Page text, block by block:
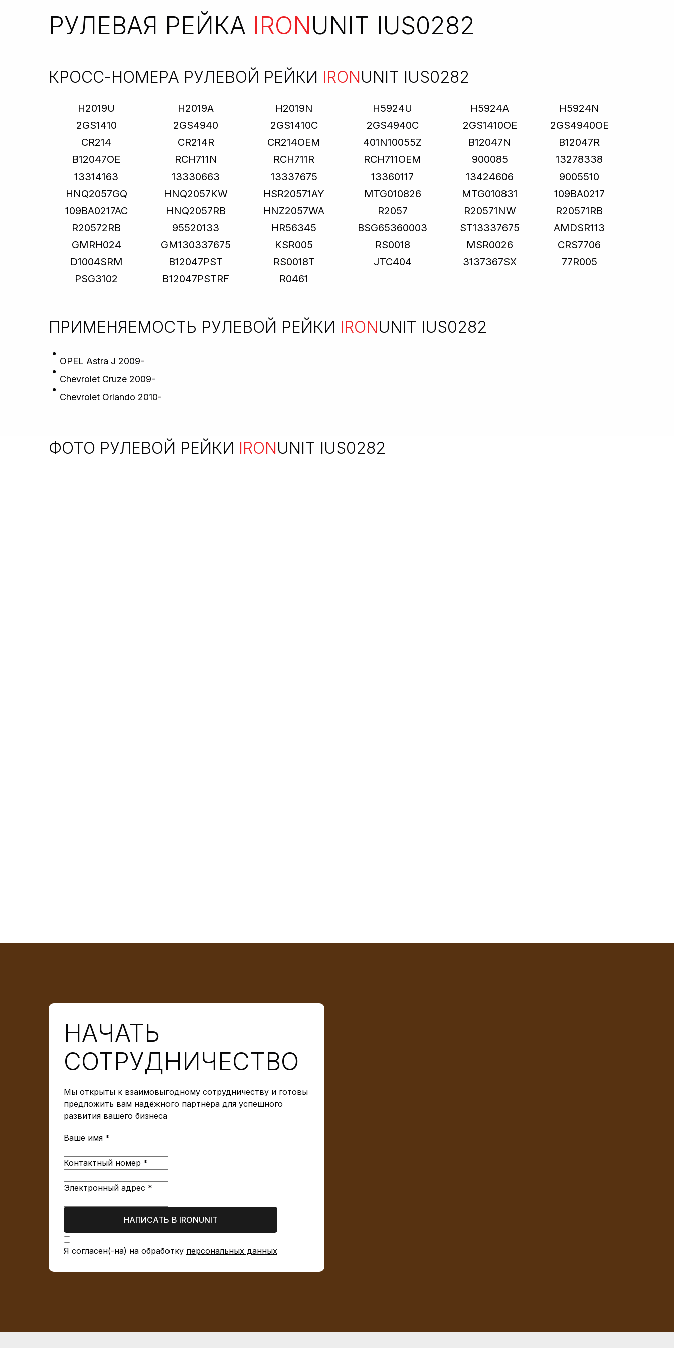
РУЛЕВАЯ РЕЙКА IRONUNIT IUS0282
КРОСС-НОМЕРА РУЛЕВОЙ РЕЙКИ IRONUNIT IUS0282
H2019U H2019A H2019N H5924U H5924A
H5924N
2GS1410
2GS4940 2GS1410C 2GS4940C 2GS1410OE
2GS4940OE
CR214
CR214R CR214OEM 401N10055Z B12047N
B12047R
B12047OE
RCH711N RCH711R RCH711OEM 900085
13278338
13314163
13330663 13337675 13360117 13424606
9005510
HNQ2057GQ
HNQ2057KW HSR20571AY MTG010826 MTG010831
109BA0217
109BA0217AC
HNQ2057RB HNZ2057WA R2057 R20571NW
R20571RB
R20572RB
95520133 HR56345 BSG65360003 ST13337675
AMDSR113
GMRH024
GM130337675 KSR005 RS0018 MSR0026
CRS7706
D1004SRM
B12047PST RS0018T JTC404 3137367SX
77R005
PSG3102
B12047PSTRF R0461
ПРИМЕНЯЕМОСТЬ РУЛЕВОЙ РЕЙКИ IRONUNIT IUS0282
OPEL Astra J 2009-
Chevrolet Cruze 2009-
Chevrolet Orlando 2010-
ФОТО РУЛЕВОЙ РЕЙКИ IRONUNIT IUS0282
НАЧАТЬ
СОТРУДНИЧЕСТВО
Мы открыты к взаимовыгодному сотрудничеству и готовы
предложить вам надёжного партнёра для успешного
развития вашего бизнеса
Ваше имя *
Контактный номер *
Электронный адрес *
НАПИСАТЬ В IRONUNIT
Я согласен(-на) на обработку персональных данных